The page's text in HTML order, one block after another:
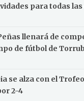
para todas las
llenará de
de fútbol de
se alza con el
2-4